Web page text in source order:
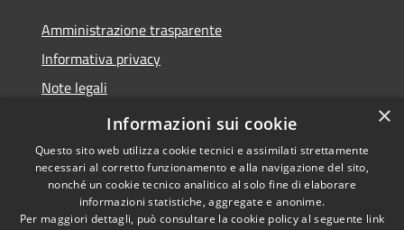
Amministrazione trasparente
Informativa privacy
Note legali
Dichiarazione di accessibilità
Copyright © 2026 • Comune di
×
Informazioni sui cookie
Questo sito web utilizza cookie tecnici e assimilati strettamente
necessari al corretto funzionamento e alla navigazione del sito,
nonché un cookie tecnico analitico al solo fine di elaborare
informazioni statistiche, aggregate e anonime.
Per maggiori dettagli, può consultare la cookie policy al seguente link